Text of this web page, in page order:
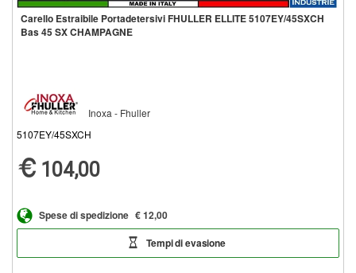
Carello Estraibile Portadetersivi FHULLER ELLITE 5107EY/45SXCH
Bas 45 SX CHAMPAGNE
Inoxa - Fhuller
5107EY/45SXCH
104,00
Spese di spedizione € 12,00
Tempi di evasione